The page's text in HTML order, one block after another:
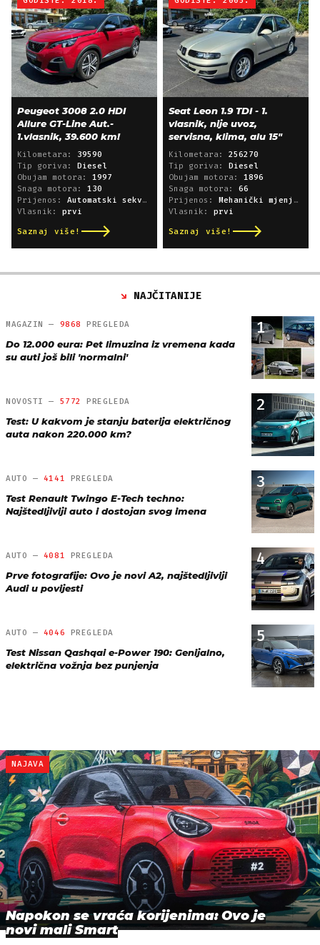
Peugeot 3008 2.0 HDI
Allure GT-Line Aut.-
1.vlasnik, 39.600 km!
Kilometara: 39590
Tip goriva:
Diesel
Obujam motora: 1997
Snaga motora: 130
Prijenos: Automatski sekvencijski
Vlasnik: prvi
Saznaj više!
Seat Leon 1.9 TDI - 1.
vlasnik, nije uvoz,
servisna, klima, alu 15"
Kilometara: 256270
Tip goriva:
Diesel
Obujam motora: 1896
Snaga motora: 66
Prijenos:
Mehanički mjenjač
Vlasnik: prvi
Saznaj više!
NAJČITANIJE
1
MAGAZIN — 9868 PREGLEDA
Do 12.000 eura: Pet limuzina iz vremena kada
su auti još bili 'normalni'
2
NOVOSTI — 5772 PREGLEDA
Test: U kakvom je stanju baterija električnog
auta nakon 220.000 km?
3
AUTO — 4141 PREGLEDA
Test Renault Twingo E-Tech techno:
Najštedljiviji auto i dostojan svog imena
4
AUTO — 4081 PREGLEDA
Prve fotografije: Ovo je novi A2, najštedljiviji
Audi u povijesti
5
AUTO — 4046 PREGLEDA
Test Nissan Qashqai e-Power 190: Genijalno,
električna vožnja bez punjenja
NAJAVA
Napokon se vraća korijenima: Ovo je
novi mali Smart